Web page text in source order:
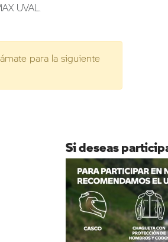
UVAL.
para la siguiente
Si deseas